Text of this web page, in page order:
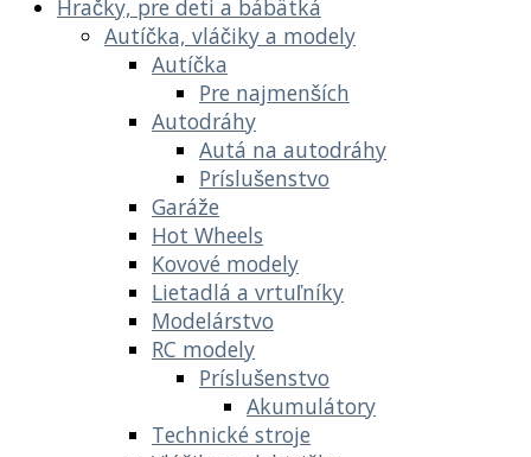
Hračky, pre deti a bábätká
Autíčka, vláčiky a modely
Autíčka
Pre najmenších
Autodráhy
Autá na autodráhy
Príslušenstvo
Garáže
Hot Wheels
Kovové modely
Lietadlá a vrtuľníky
Modelárstvo
RC modely
Príslušenstvo
Akumulátory
Technické stroje